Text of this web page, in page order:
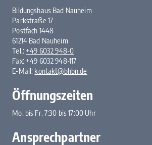
Bildungshaus Bad Nauheim
Parkstraße 17
Postfach 1448
61214 Bad Nauheim
Tel.: +49 6032 948-0
Fax: +49 6032 948-117
E-Mail: kontakt@bhbn.de
Öffnungszeiten
Mo. bis Fr. 7:30 bis 17:00 Uhr
Ansprechpartner